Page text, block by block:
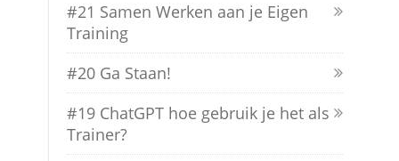
#21 Samen Werken aan je Eigen
Training
#20 Ga Staan!
#19 ChatGPT hoe gebruik je het als
Trainer?